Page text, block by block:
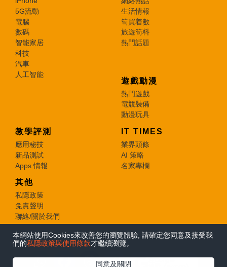
本網站使用Cookies來改善您的瀏覽體驗, 請確定您同意及接受我
們的私隱政策與使用條款才繼續瀏覽。
同意及關閉
5G流動
電腦
數碼
智能家居
科技
汽車
人工智能
生活情報
筍買着數
旅遊筍料
熱門話題
遊戲動漫
熱門遊戲
電競裝備
動漫玩具
教學評測
應用秘技
新品測試
Apps 情報
IT TIMES
業界頭條
AI 策略
名家專欄
其他
私隱政策
免責聲明
聯絡/關於我們
© 2026 e-zone. All Rights Reserved.